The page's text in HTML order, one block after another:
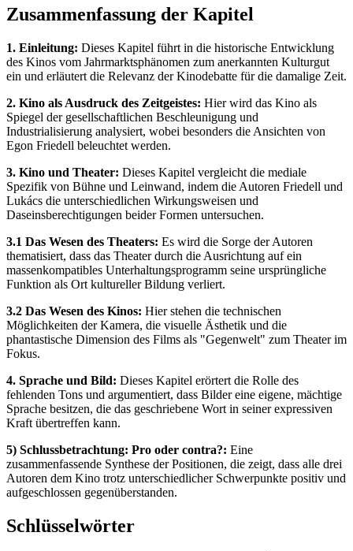
Zusammenfassung der Kapitel
1. Einleitung: Dieses Kapitel führt in die historische Entwicklung
des Kinos vom Jahrmarktsphänomen zum anerkannten Kulturgut
ein und erläutert die Relevanz der Kinodebatte für die damalige Zeit.
2. Kino als Ausdruck des Zeitgeistes: Hier wird das Kino als
Spiegel der gesellschaftlichen Beschleunigung und
Industrialisierung analysiert, wobei besonders die Ansichten von
Egon Friedell beleuchtet werden.
3. Kino und Theater: Dieses Kapitel vergleicht die mediale
Spezifik von Bühne und Leinwand, indem die Autoren Friedell und
Lukács die unterschiedlichen Wirkungsweisen und
Daseinsberechtigungen beider Formen untersuchen.
3.1 Das Wesen des Theaters: Es wird die Sorge der Autoren
thematisiert, dass das Theater durch die Ausrichtung auf ein
massenkompatibles Unterhaltungsprogramm seine ursprüngliche
Funktion als Ort kultureller Bildung verliert.
3.2 Das Wesen des Kinos: Hier stehen die technischen
Möglichkeiten der Kamera, die visuelle Ästhetik und die
phantastische Dimension des Films als "Gegenwelt" zum Theater im
Fokus.
4. Sprache und Bild: Dieses Kapitel erörtert die Rolle des
fehlenden Tons und argumentiert, dass Bilder eine eigene, mächtige
Sprache besitzen, die das geschriebene Wort in seiner expressiven
Kraft übertreffen kann.
5) Schlussbetrachtung: Pro oder contra?: Eine
zusammenfassende Synthese der Positionen, die zeigt, dass alle drei
Autoren dem Kino trotz unterschiedlicher Schwerpunkte positiv und
aufgeschlossen gegenüberstanden.
Schlüsselwörter